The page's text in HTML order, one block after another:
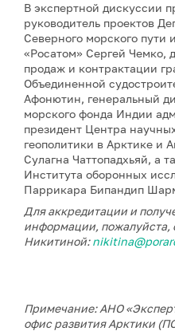
В экспертной дискуссии
руководитель проектов
Северного морского пути
«Росатом» Сергей Чемко,
продаж и контрактации
Объединенной
Афонютин, генеральный
морского фонда Индии
президент Центра
геополитики в Арктике и
Сулагна Чаттопадхьяй, а
Института оборонных
Паррикара Бипандип
Для аккредитации и
информации, пожалуйста,
Никитиной:
Примечание: АНО
офис развития Арктики